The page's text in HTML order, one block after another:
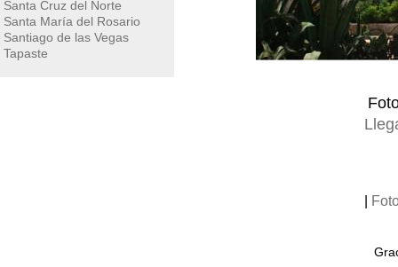
Santa Cruz del Norte
Santa María del Rosario
Santiago de las Vegas
Tapaste